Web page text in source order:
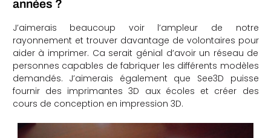
années ?
J’aimerais beaucoup voir l’ampleur de notre
rayonnement et trouver davantage de volontaires pour
aider à imprimer. Ca serait génial d’avoir un réseau de
personnes capables de fabriquer les différents modèles
demandés. J’aimerais également que See3D puisse
fournir des imprimantes 3D aux écoles et créer des
cours de conception en impression 3D.